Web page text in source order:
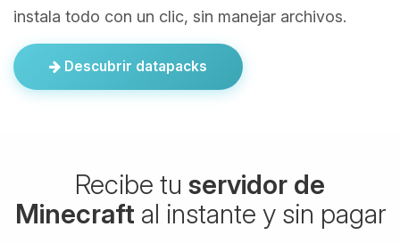
instala todo con un clic, sin manejar archivos.
Descubrir datapacks
Recibe tu servidor de
Minecraft al instante y sin pagar